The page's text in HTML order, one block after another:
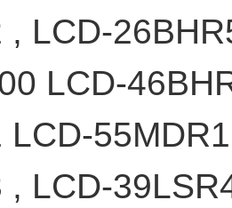
, LCD-
LCD-
LCD-
, LCD-